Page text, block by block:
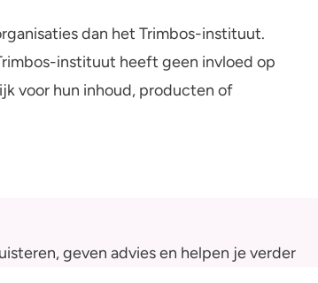
dan het Trimbos-instituut.
instituut heeft geen invloed op
voor hun inhoud, producten of
geven advies en helpen je verder